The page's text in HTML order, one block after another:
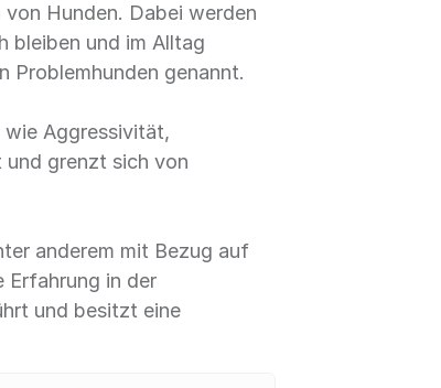
Hunden. Dabei werden
bleiben und im Alltag
Problemhunden genannt.
wie Aggressivität,
grenzt sich von
anderem mit Bezug auf
Erfahrung in der
und besitzt eine